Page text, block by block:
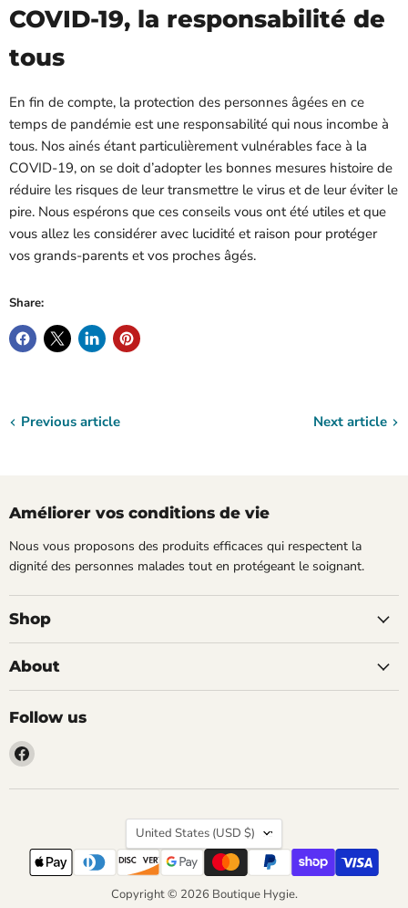
COVID-19, la responsabilité de
tous
En fin de compte, la protection des personnes âgées en ce
temps de pandémie est une responsabilité qui nous incombe à
tous. Nos ainés étant particulièrement vulnérables face à la
COVID-19, on se doit d’adopter les bonnes mesures histoire de
réduire les risques de leur transmettre le virus et de leur éviter le
pire. Nous espérons que ces conseils vous ont été utiles et que
vous allez les considérer avec lucidité et raison pour protéger
vos grands-parents et vos proches âgés.
Share:
Previous article Next article
Améliorer vos conditions de vie
Nous vous proposons des produits efficaces qui respectent la
dignité des personnes malades tout en protégeant le soignant.
Shop
About
Follow us
Find
on
Country
United States (USD $)
Copyright © 2026 Boutique Hygie.